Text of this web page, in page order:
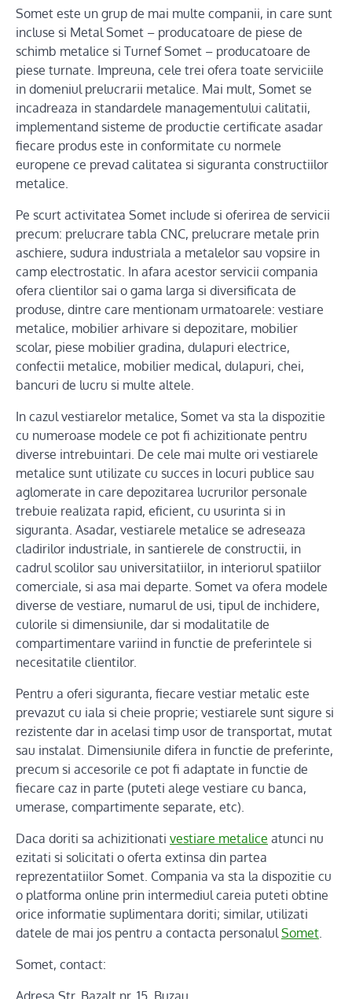
Somet este un grup de mai multe companii, in care sunt
incluse si Metal Somet – producatoare de piese de
schimb metalice si Turnef Somet – producatoare de
piese turnate. Impreuna, cele trei ofera toate serviciile
in domeniul prelucrarii metalice. Mai mult, Somet se
incadreaza in standardele managementului calitatii,
implementand sisteme de productie certificate asadar
fiecare produs este in conformitate cu normele
europene ce prevad calitatea si siguranta constructiilor
metalice.
Pe scurt activitatea Somet include si oferirea de servicii
precum: prelucrare tabla CNC, prelucrare metale prin
aschiere, sudura industriala a metalelor sau vopsire in
camp electrostatic. In afara acestor servicii compania
ofera clientilor sai o gama larga si diversificata de
produse, dintre care mentionam urmatoarele: vestiare
metalice, mobilier arhivare si depozitare, mobilier
scolar, piese mobilier gradina, dulapuri electrice,
confectii metalice, mobilier medical, dulapuri, chei,
bancuri de lucru si multe altele.
In cazul vestiarelor metalice, Somet va sta la dispozitie
cu numeroase modele ce pot fi achizitionate pentru
diverse intrebuintari. De cele mai multe ori vestiarele
metalice sunt utilizate cu succes in locuri publice sau
aglomerate in care depozitarea lucrurilor personale
trebuie realizata rapid, eficient, cu usurinta si in
siguranta. Asadar, vestiarele metalice se adreseaza
cladirilor industriale, in santierele de constructii, in
cadrul scolilor sau universitatiilor, in interiorul spatiilor
comerciale, si asa mai departe. Somet va ofera modele
diverse de vestiare, numarul de usi, tipul de inchidere,
culorile si dimensiunile, dar si modalitatile de
compartimentare variind in functie de preferintele si
necesitatile clientilor.
Pentru a oferi siguranta, fiecare vestiar metalic este
prevazut cu iala si cheie proprie; vestiarele sunt sigure si
rezistente dar in acelasi timp usor de transportat, mutat
sau instalat. Dimensiunile difera in functie de preferinte,
precum si accesorile ce pot fi adaptate in functie de
fiecare caz in parte (puteti alege vestiare cu banca,
umerase, compartimente separate, etc).
Daca doriti sa achizitionati vestiare metalice atunci nu
ezitati si solicitati o oferta extinsa din partea
reprezentatiilor Somet. Compania va sta la dispozitie cu
o platforma online prin intermediul careia puteti obtine
orice informatie suplimentara doriti; similar, utilizati
datele de mai jos pentru a contacta personalulSomet.
Somet, contact: